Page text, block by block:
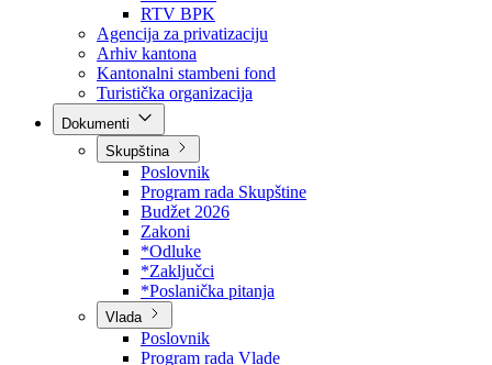
Direkcija za šumarstvo
Javna preduzeća
BPK šume
RTV BPK
Agencija za privatizaciju
Arhiv kantona
Kantonalni stambeni fond
Turistička organizacija
Skupština
Poslovnik
Program rada Skupštine
Budžet 2026
Zakoni
*Odluke
*Zaključci
*Poslanička pitanja